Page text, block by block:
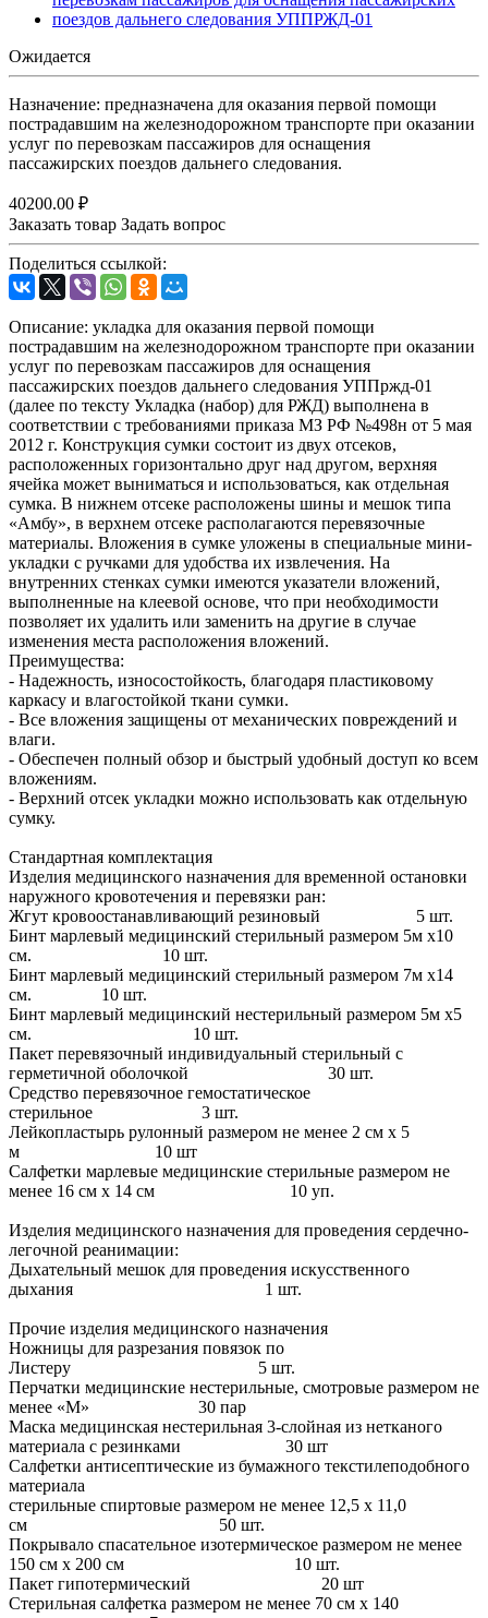
Ожидается
Назначение: предназначена для оказания первой помощи
пострадавшим на железнодорожном транспорте при оказании
услуг по перевозкам пассажиров для оснащения
пассажирских поездов дальнего следования.
40200.00 ₽
Заказать товар Задать вопрос
Поделиться ссылкой:
Описание: укладка для оказания первой помощи
пострадавшим на железнодорожном транспорте при оказании
услуг по перевозкам пассажиров для оснащения
пассажирских поездов дальнего следования УППржд-01
(далее по тексту Укладка (набор) для РЖД) выполнена в
соответствии с требованиями приказа МЗ РФ №498н от 5 мая
2012 г. Конструкция сумки состоит из двух отсеков,
расположенных горизонтально друг над другом, верхняя
ячейка может выниматься и использоваться, как отдельная
сумка. В нижнем отсеке расположены шины и мешок типа
«Амбу», в верхнем отсеке располагаются перевязочные
материалы. Вложения в сумке уложены в специальные мини-
укладки с ручками для удобства их извлечения. На
внутренних стенках сумки имеются указатели вложений,
выполненные на клеевой основе, что при необходимости
позволяет их удалить или заменить на другие в случае
изменения места расположения вложений.
Преимущества:
- Надежность, износостойкость, благодаря пластиковому
каркасу и влагостойкой ткани сумки.
- Все вложения защищены от механических повреждений и
влаги.
- Обеспечен полный обзор и быстрый удобный доступ ко всем
вложениям.
- Верхний отсек укладки можно использовать как отдельную
сумку.
Стандартная комплектация
Изделия медицинского назначения для временной остановки
наружного кровотечения и перевязки ран:
Жгут кровоостанавливающий резиновый 5 шт.
Бинт марлевый медицинский стерильный размером 5м х10
см. 10 шт.
Бинт марлевый медицинский стерильный размером 7м х14
см. 10 шт.
Бинт марлевый медицинский нестерильный размером 5м х5
см. 10 шт.
Пакет перевязочный индивидуальный стерильный с
герметичной оболочкой 30 шт.
Средство перевязочное гемостатическое
стерильное 3 шт.
Лейкопластырь рулонный размером не менее 2 см х 5
м 10 шт
Салфетки марлевые медицинские стерильные размером не
менее 16 см х 14 см 10 уп.
Изделия медицинского назначения для проведения сердечно-
легочной реанимации:
Дыхательный мешок для проведения искусственного
дыхания 1 шт.
Прочие изделия медицинского назначения
Ножницы для разрезания повязок по
Листеру 5 шт.
Перчатки медицинские нестерильные, смотровые размером не
менее «М» 30 пар
Маска медицинская нестерильная 3-слойная из нетканого
материала с резинками 30 шт
Салфетки антисептические из бумажного текстилеподобного
материала
стерильные спиртовые размером не менее 12,5 х 11,0
см 50 шт.
Покрывало спасательное изотермическое размером не менее
150 см х 200 см 10 шт.
Пакет гипотермический 20 шт
Стерильная салфетка размером не менее 70 см х 140